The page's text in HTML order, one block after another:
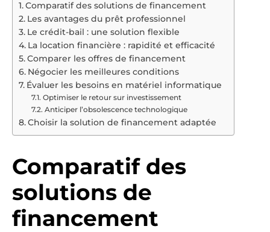
Comparatif des solutions de financement
Les avantages du prêt professionnel
Le crédit-bail : une solution flexible
La location financière : rapidité et efficacité
Comparer les offres de financement
Négocier les meilleures conditions
Évaluer les besoins en matériel informatique
Optimiser le retour sur investissement
Anticiper l’obsolescence technologique
Choisir la solution de financement adaptée
Comparatif des
solutions de
financement